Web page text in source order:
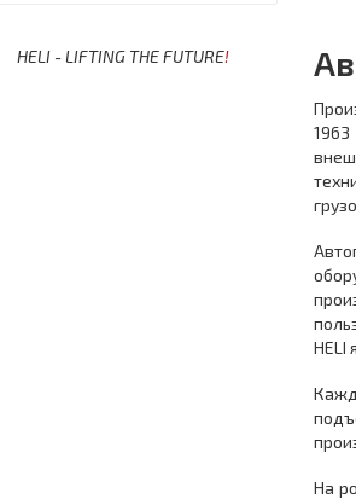
- LIFTING THE FUTURE!
HELI
На